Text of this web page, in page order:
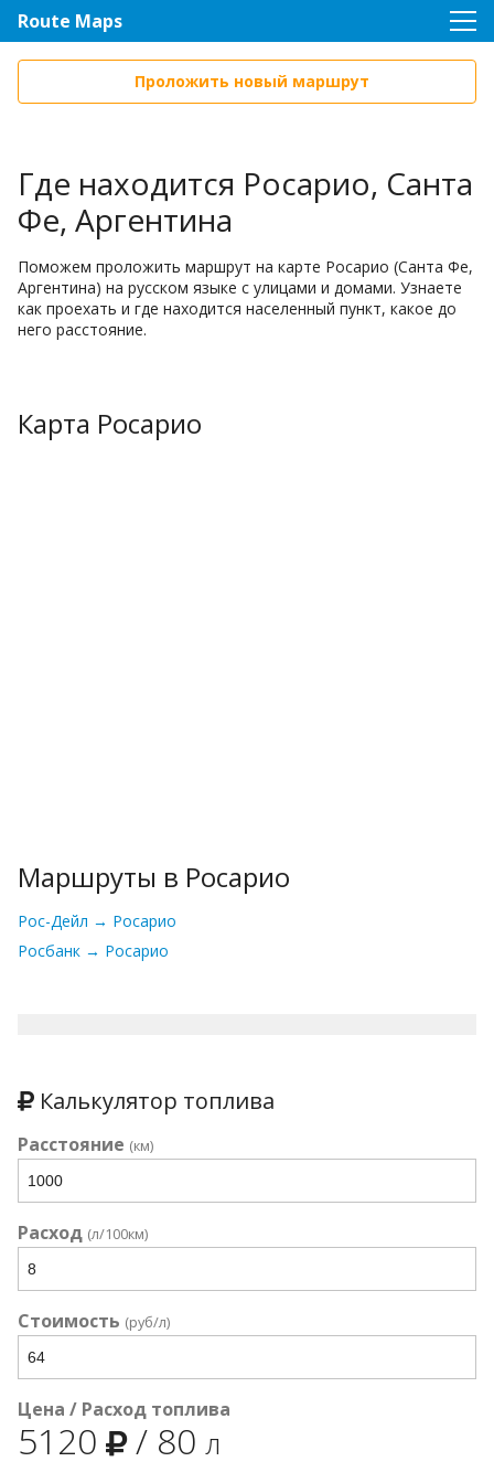
Route Maps
Проложить новый маршрут
Где находится Росарио, Санта
Фе, Аргентина
Поможем проложить маршрут на карте Росарио (Санта Фе,
Аргентина) на русском языке с улицами и домами. Узнаете
как проехать и где находится населенный пункт, какое до
него расстояние.
Карта Росарио
Маршруты в Росарио
Рос-Дейл → Росарио
Росбанк → Росарио
Калькулятор топлива
Расстояние (км)
Расход (л/100км)
Стоимость (руб/л)
Цена / Расход топлива
5120 / 80 л